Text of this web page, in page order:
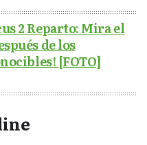
2 Reparto: Mira el
de los
[FOTO]